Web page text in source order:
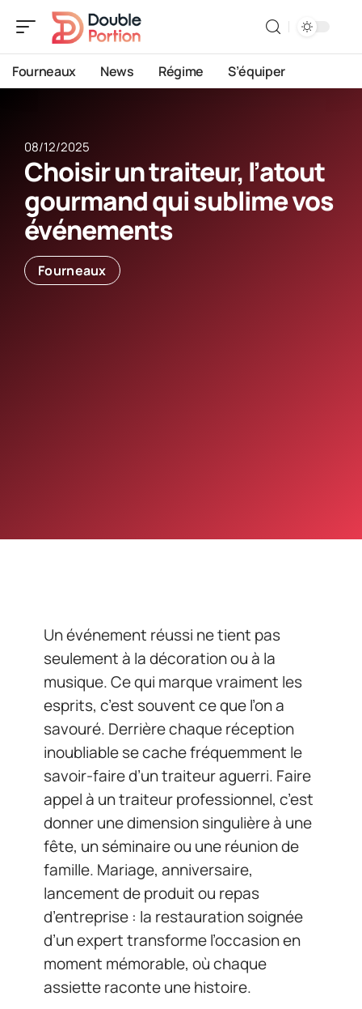
Fourneaux News Régime S’équiper
08/12/2025
Choisir un traiteur, l’atout
gourmand qui sublime vos
événements
Fourneaux
Un événement réussi ne tient pas
seulement à la décoration ou à la
musique. Ce qui marque vraiment les
esprits, c’est souvent ce que l’on a
savouré. Derrière chaque réception
inoubliable se cache fréquemment le
savoir-faire d’un traiteur aguerri. Faire
appel à un traiteur professionnel, c’est
donner une dimension singulière à une
fête, un séminaire ou une réunion de
famille. Mariage, anniversaire,
lancement de produit ou repas
d’entreprise : la restauration soignée
d’un expert transforme l’occasion en
moment mémorable, où chaque
assiette raconte une histoire.